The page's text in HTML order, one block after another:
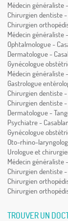
Médecin généraliste
Chirurgien dentiste -
Chirurgien
Médecin généraliste
Ophtalmologue -
Dermatologue -
Gynécologue
Médecin généraliste
Gastrologue
Chirurgien dentiste -
Chirurgien dentiste
Dermatologue -
Psychiatre -
Gynécologue
Oto-rhino-
Urologue et
Médecin généraliste
Chirurgien dentiste -
Chirurgien
Chirurgien
TROUVER UN